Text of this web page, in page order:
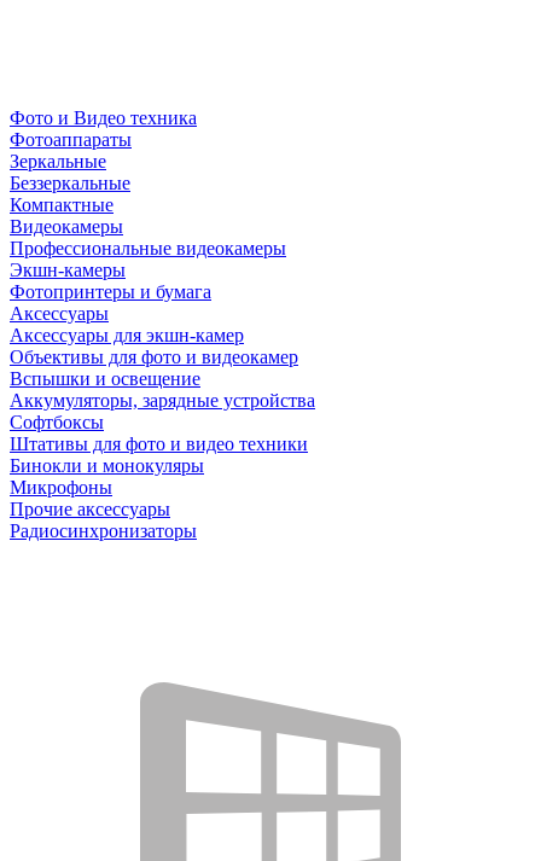
Фото и Видео техника
Фотоаппараты
Зеркальные
Беззеркальные
Компактные
Видеокамеры
Профессиональные видеокамеры
Экшн-камеры
Фотопринтеры и бумага
Аксессуары
Аксессуары для экшн-камер
Объективы для фото и видеокамер
Вспышки и освещение
Аккумуляторы, зарядные устройства
Софтбоксы
Штативы для фото и видео техники
Бинокли и монокуляры
Микрофоны
Прочие аксессуары
Радиосинхронизаторы